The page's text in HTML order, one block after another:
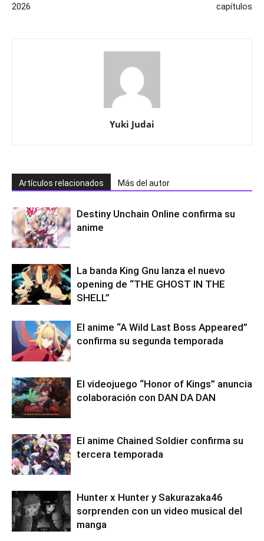
2026
capítulos
Yuki Judai
Artículos relacionados Más del autor
Destiny Unchain Online confirma su
anime
La banda King Gnu lanza el nuevo
opening de “THE GHOST IN THE
SHELL”
El anime “A Wild Last Boss Appeared”
confirma su segunda temporada
El videojuego “Honor of Kings” anuncia
colaboración con DAN DA DAN
El anime Chained Soldier confirma su
tercera temporada
Hunter x Hunter y Sakurazaka46
sorprenden con un video musical del
manga